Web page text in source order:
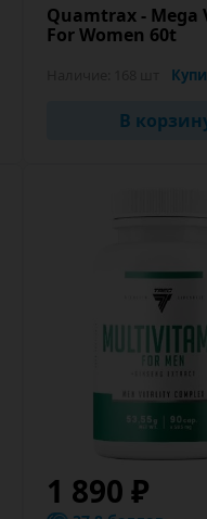
Quamtrax - Mega
For Women 60t
В
1 890 ₽